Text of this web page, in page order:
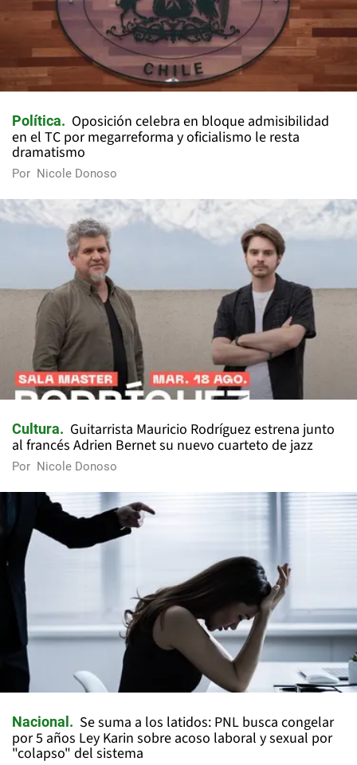
Política
Oposición celebra en bloque admisibilidad
en el TC por megarreforma y oficialismo le resta
dramatismo
Por Nicole Donoso
Cultura
Guitarrista Mauricio Rodríguez estrena junto
al francés Adrien Bernet su nuevo cuarteto de jazz
Por Nicole Donoso
Nacional
Se suma a los latidos: PNL busca congelar
por 5 años Ley Karin sobre acoso laboral y sexual por
"colapso" del sistema